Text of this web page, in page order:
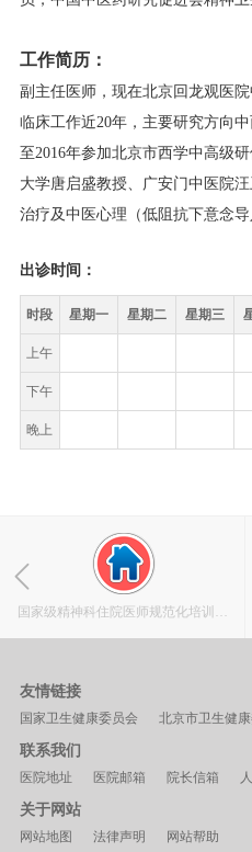
工作简历：
副主任医师，现在北京回龙观医
临床工作近20年，主要研究方向
至2016年参加北京市西学中高级
大学唐启盛教授、广安门中医院
治疗及中医心理（低阻抗下意念导
出诊时间：
时段 星期一 星期二 星期三
上午
下午
晚上
国家级精神科住院医师规范化培训基
友情链接
国家卫生健康委员会 北京市卫生健
联系我们
医院地址 医院邮箱 院长信箱
关于网站
网站地图 法律声明 网站帮助